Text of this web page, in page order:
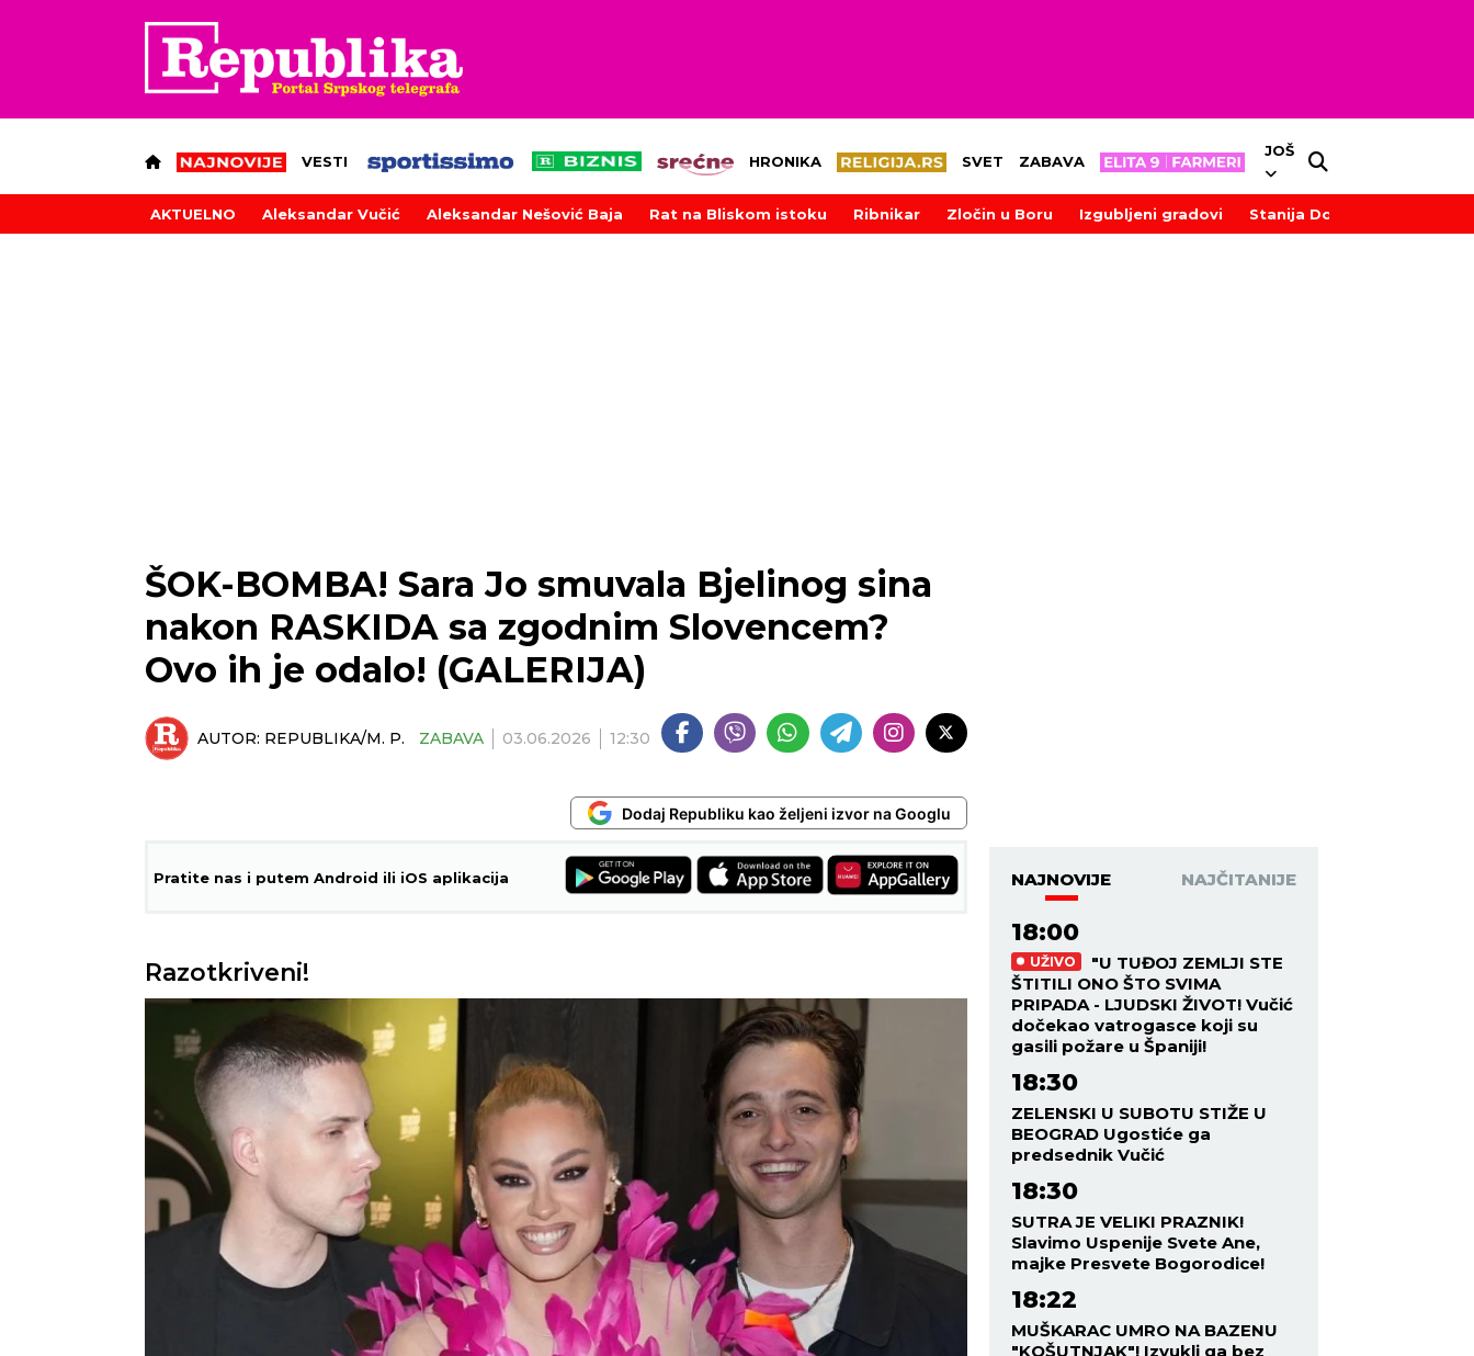
VESTI HRONIKA SVET ZABAVA
JOŠ
AKTUELNO Aleksandar Vučić Aleksandar Nešović Baja Rat na Bliskom istoku Ribnikar Zločin u Boru Izgubljeni gradovi Stanija Dobrojević
ŠOK-BOMBA! Sara Jo smuvala Bjelinog sina
nakon RASKIDA sa zgodnim Slovencem?
Ovo ih je odalo! (GALERIJA)
AUTOR: REPUBLIKA/M. P. ZABAVA 03.06.2026 12:30
Dodaj Republiku kao željeni izvor na Googlu
Pratite nas i putem Android ili iOS aplikacija
Razotkriveni!
NAJNOVIJE NAJČITANIJE
18:00
UŽIVO
"U TUĐOJ ZEMLJI STE
ŠTITILI ONO ŠTO SVIMA
PRIPADA - LJUDSKI ŽIVOT! Vučić
dočekao vatrogasce koji su
gasili požare u Španiji!
18:30
ZELENSKI U SUBOTU STIŽE U
BEOGRAD Ugostiće ga
predsednik Vučić
18:30
SUTRA JE VELIKI PRAZNIK!
Slavimo Uspenije Svete Ane,
majke Presvete Bogorodice!
18:22
MUŠKARAC UMRO NA BAZENU
"KOŠUTNJAK"! Izvukli ga bez